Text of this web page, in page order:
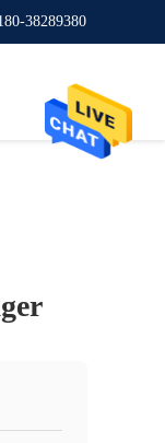
38289380